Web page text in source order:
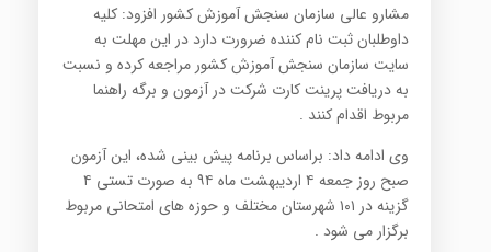
مشارو عالی سازمان سنجش آموزش کشور افزود: کلیه
داوطلبان ثبت نام کننده ضرورت دارد در این مهلت به
سایت سازمان سنجش آموزش کشور مراجعه کرده و نسبت
به دریافت پرینت کارت شرکت در آزمون و برگه راهنما
مربوط اقدام کنند .
وی ادامه داد: براساس برنامه پیش بینی شده، این آزمون
صبح روز جمعه ۴ اردیبهشت ماه ۹۴ به صورت تستی ۴
گزینه در ۱۰۱ شهرستان مختلف و حوزه های امتحانی مربوط
برگزار می شود .